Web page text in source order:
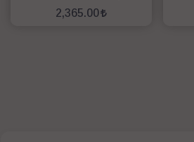
2,365.00